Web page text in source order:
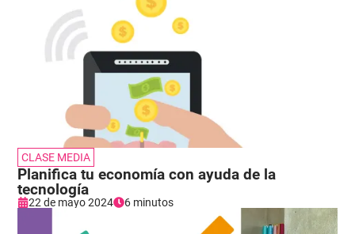
CLASE MEDIA
Planifica tu economía con ayuda de la
tecnología
22 de mayo 2024 6 minutos